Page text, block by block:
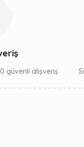
güvenli alışveriş